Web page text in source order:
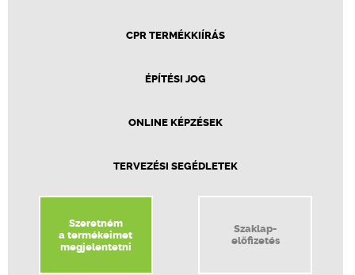
CPR TERMÉKKIÍRÁS
ÉPÍTÉSI JOG
ONLINE KÉPZÉSEK
TERVEZÉSI SEGÉDLETEK
Szeretném
a termékeimet
megjelentetni
Szaklap-
előfizetés